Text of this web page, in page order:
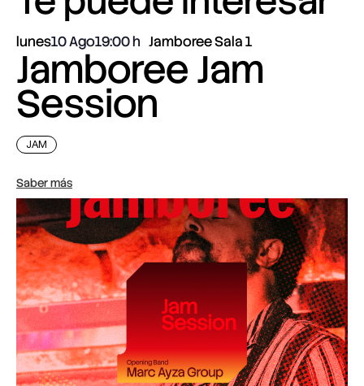
lunes10 Ago19:00 Jamboree Sala 1
Jamboree Jam
Session
JAM
Saber más